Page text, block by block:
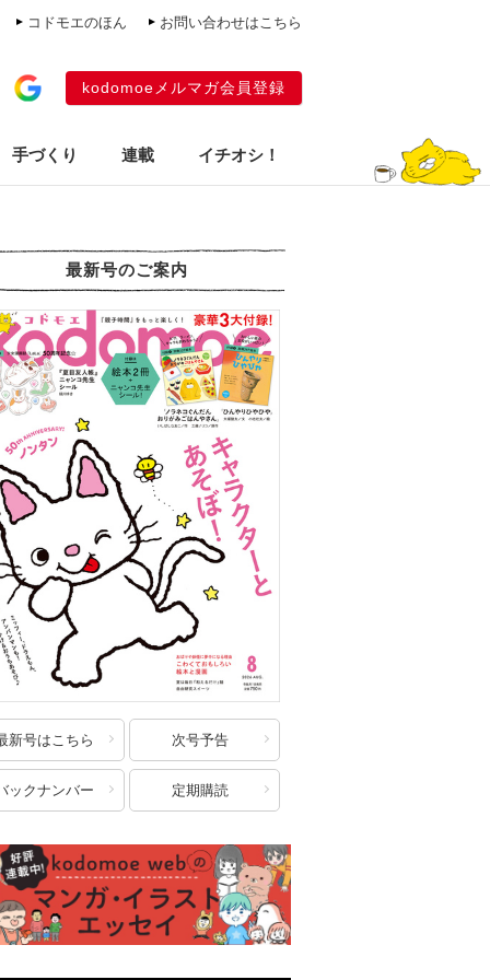
コドモエのほん お問い合わせはこちら
kodomoeメルマガ会員登録
手づくり 連載 イチオシ！
最新号のご案内
新号はこちら 次号予告
ックナンバー 定期購読